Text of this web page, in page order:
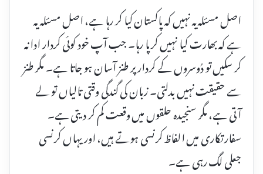
اصل مسئلہ یہ نہیں کہ پاکستان کیا کر رہا ہے، اصل مسئلہ یہ
ہے کہ بھارت کیا نہیں کر پا رہا۔ جب آپ خود کوئی کردار ادا نہ
کر سکیں تو دُوسروں کے کردار پر طنز آسان ہو جاتا ہے۔ مگر طنز
سے حقیقت نہیں بدلتی۔ زبان کی گندگی وقتی تالیاں تو لے
آتی ہے، مگر سنجیدہ حلقوں میں وقعت کم کر دیتی ہے۔
سفارتکاری میں الفاظ کرنسی ہوتے ہیں، اور یہاں کرنسی
جعلی لگ رہی ہے۔